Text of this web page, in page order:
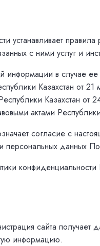
устанавливает
с ними услуг и
в случае ее
Казахстан от
Казахстан
актами
согласие с
персональных данных
конфиденциальности
сайта получает
информацию.